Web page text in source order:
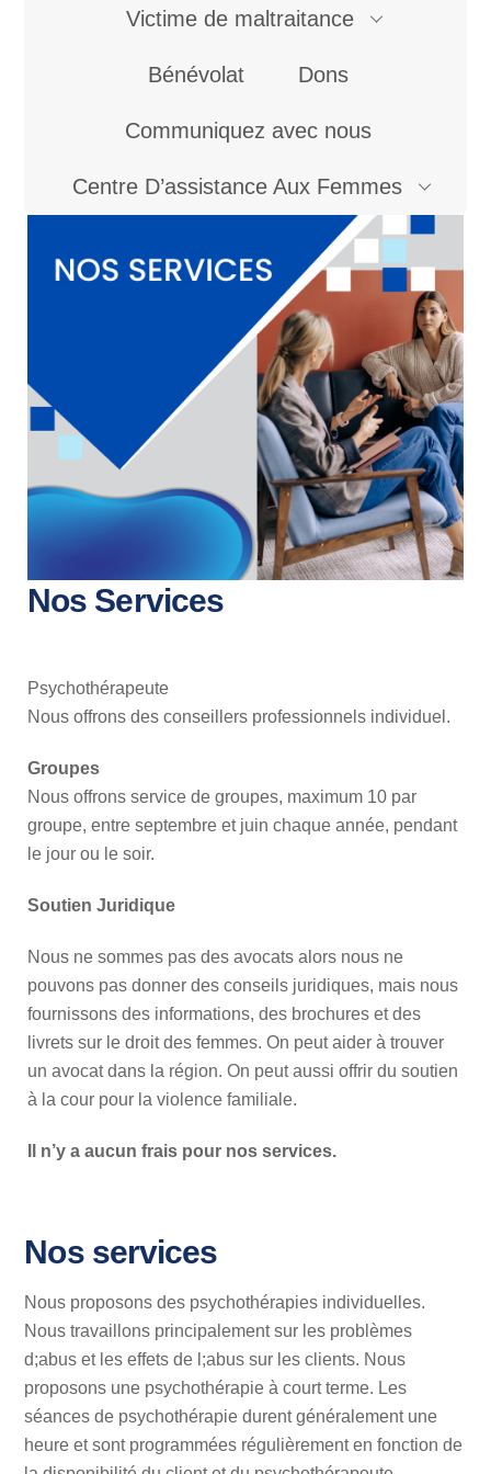
Victime de maltraitance
Bénévolat Dons
Communiquez avec nous
Centre D’assistance Aux Femmes
Nos Services
Psychothérapeute
Nous offrons des conseillers professionnels individuel.
Groupes
Nous offrons service de groupes, maximum 10 par
groupe, entre septembre et juin chaque année, pendant
le jour ou le soir.
Soutien Juridique
Nous ne sommes pas des avocats alors nous ne
pouvons pas donner des conseils juridiques, mais nous
fournissons des informations, des brochures et des
livrets sur le droit des femmes. On peut aider à trouver
un avocat dans la région. On peut aussi offrir du soutien
à la cour pour la violence familiale.
Il n’y a aucun frais pour nos services.
Nos services
Nous proposons des psychothérapies individuelles.
Nous travaillons principalement sur les problèmes
d;abus et les effets de l;abus sur les clients. Nous
proposons une psychothérapie à court terme. Les
séances de psychothérapie durent généralement une
heure et sont programmées régulièrement en fonction de